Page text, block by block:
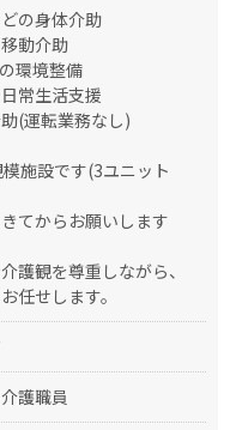
の身体介助
動介助
環境整備
常生活支援
(運転業務なし)
施設です(3ユニット
てからお願いします
護観を尊重しながら、
任せします。
護職員